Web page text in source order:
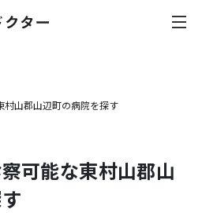
村山郡山辺町の病院を探す
可能な東村山郡山